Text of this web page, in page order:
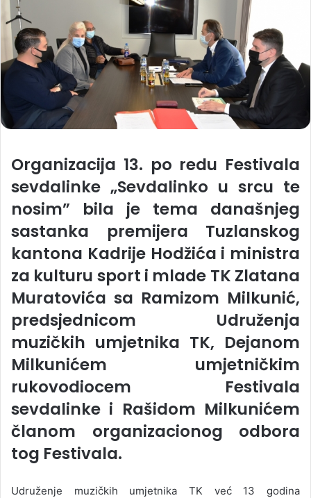
Organizacija 13. po redu Festivala
sevdalinke „Sevdalinko u srcu te
nosim” bila je tema današnjeg
sastanka premijera Tuzlanskog
kantona Kadrije Hodžića i ministra
za kulturu sport i mlade TK Zlatana
Muratovića sa Ramizom Milkunić,
predsjednicom Udruženja
muzičkih umjetnika TK, Dejanom
Milkunićem umjetničkim
rukovodiocem Festivala
sevdalinke i Rašidom Milkunićem
članom organizacionog odbora
tog Festivala.
Udruženje muzičkih umjetnika TK već 13 godina